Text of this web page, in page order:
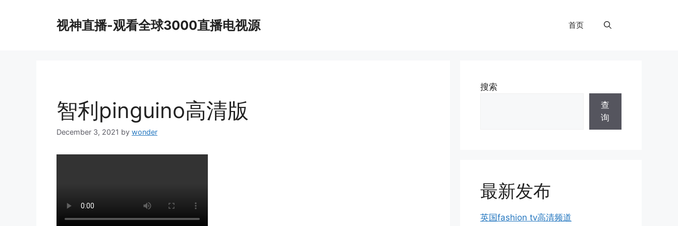
视神直播-观看全球3000直播电视源 首页
智利pinguino高清版
December 3, 2021 by wonder
搜索
查
询
最新发布
英国fashion tv高清频道